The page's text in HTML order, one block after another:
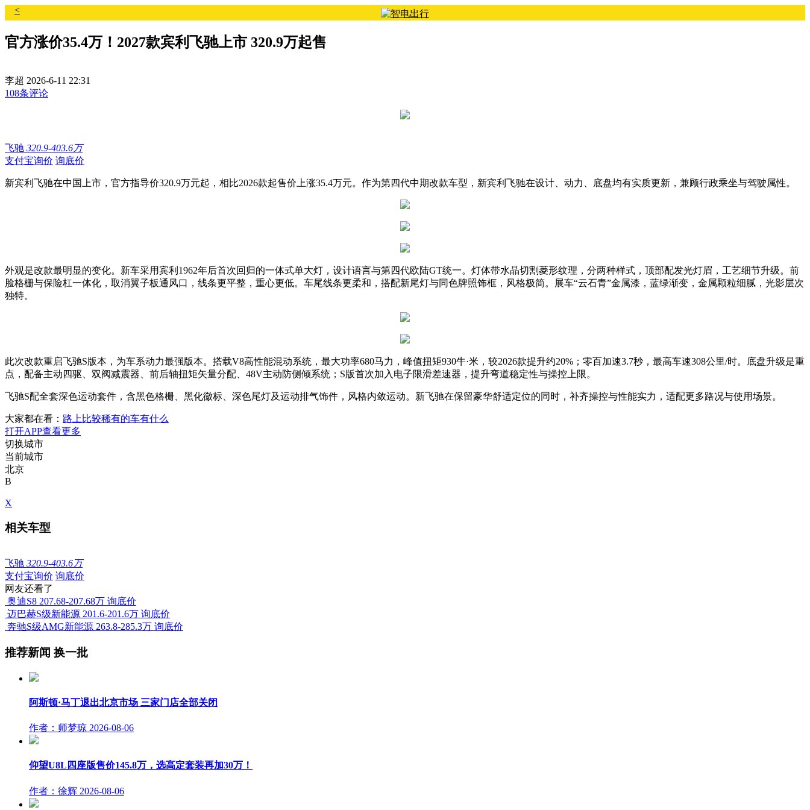
<
官方涨价35.4万！2027款宾利飞驰上市 320.9万起售
李超 2026-6-11 22:31
108条评论
飞驰 320.9-403.6万
支付宝询价 询底价
新宾利飞驰在中国上市，官方指导价320.9万元起，相比2026款起售价上涨35.4万元。作为第四代中期改款车型，新宾利飞驰在设计、动力、底盘均有实质更新，兼顾行政乘坐与驾驶属性。
外观是改款最明显的变化。新车采用宾利1962年后首次回归的一体式单大灯，设计语言与第四代欧陆GT统一。灯体带水晶切割菱形纹理，分两种样式，顶部配发光灯眉，工艺细节升级。前
脸格栅与保险杠一体化，取消翼子板通风口，线条更平整，重心更低。车尾线条更柔和，搭配新尾灯与同色牌照饰框，风格极简。展车“云石青”金属漆，蓝绿渐变，金属颗粒细腻，光影层次
独特。
此次改款重启飞驰S版本，为车系动力最强版本。搭载V8高性能混动系统，最大功率680马力，峰值扭矩930牛·米，较2026款提升约20%；零百加速3.7秒，最高车速308公里/时。底盘升级是重
点，配备主动四驱、双阀减震器、前后轴扭矩矢量分配、48V主动防侧倾系统；S版首次加入电子限滑差速器，提升弯道稳定性与操控上限。
飞驰S配全套深色运动套件，含黑色格栅、黑化徽标、深色尾灯及运动排气饰件，风格内敛运动。新飞驰在保留豪华舒适定位的同时，补齐操控与性能实力，适配更多路况与使用场景。
大家都在看： 路上比较稀有的车有什么
打开APP查看更多
切换城市
当前城市
北京
B
X
相关车型
飞驰 320.9-403.6万
支付宝询价 询底价
网友还看了
奥迪S8 207.68-207.68万 询底价
迈巴赫S级新能源 201.6-201.6万 询底价
奔驰S级AMG新能源 263.8-285.3万 询底价
推荐新闻 换一批
阿斯顿·马丁退出北京市场 三家门店全部关闭
作者：师梦琼 2026-08-06
仰望U8L四座版售价145.8万，选高定套装再加30万！
作者：徐辉 2026-08-06